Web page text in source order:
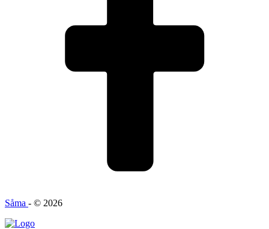
Såma - © 2026